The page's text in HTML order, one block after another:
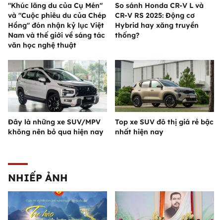
"Khúc lãng du của Cụ Mén"
và "Cuộc phiêu du của Chép
Hồng" đón nhận kỷ lục Việt
Nam và thế giới về sáng tác
văn học nghệ thuật
So sánh Honda CR-V L và
CR-V RS 2025: Động cơ
Hybrid hay xăng truyền
thống?
Đây là những xe SUV/MPV
không nên bỏ qua hiện nay
Top xe SUV đô thị giá rẻ bậc
nhất hiện nay
NHIẾP ẢNH